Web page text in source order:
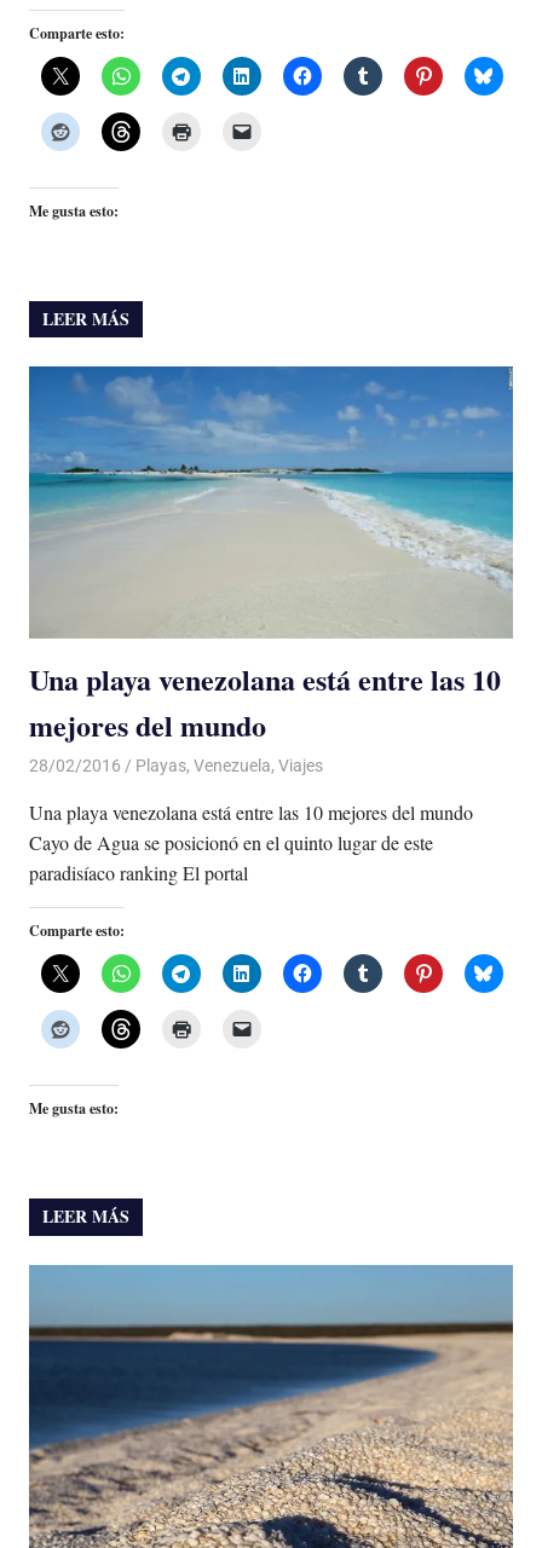
Comparte esto:
Me gusta esto:
LEER MÁS
Una playa venezolana está entre las 10
mejores del mundo
28/02/2016 Luis Castellanos
Playas, Venezuela, Viajes
Una playa venezolana está entre las 10 mejores del mundo
Cayo de Agua se posicionó en el quinto lugar de este
paradisíaco ranking El portal
Comparte esto:
Me gusta esto:
LEER MÁS